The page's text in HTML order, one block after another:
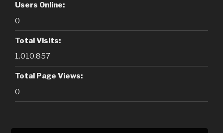
Users Online:
0
Total Visits:
1.010.857
Total Page Views:
0